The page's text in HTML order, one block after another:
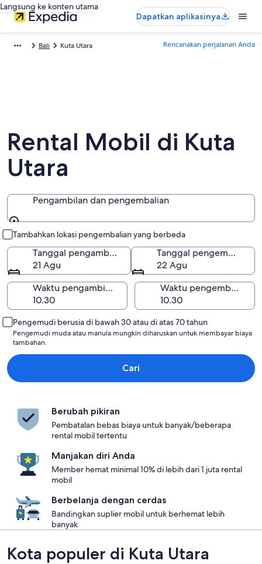
Langsung ke konten utama
Dapatkan aplikasinya
Bali Kuta Utara Rencanakan perjalanan Anda
Rental Mobil di Kuta
Utara
Pengambilan dan pengembalian
Tambahkan lokasi pengembalian yang berbeda
Tanggal pengambilan
21 Agu
Tanggal pengembalian
22 Agu
Waktu pengambilan
Waktu pengembalian
Pengemudi berusia di bawah 30 atau di atas 70 tahun
Pengemudi muda atau manula mungkin diharuskan untuk membayar biaya
tambahan.
Cari
Berubah pikiran
Pembatalan bebas biaya untuk banyak/beberapa
rental mobil tertentu
Manjakan diri Anda
Member hemat minimal 10% di lebih dari 1 juta rental
mobil
Berbelanja dengan cerdas
Bandingkan suplier mobil untuk berhemat lebih
banyak
Kota populer di Kuta Utara